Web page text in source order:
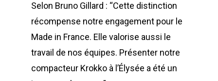
Selon Bruno Gillard : “Cette distinction
récompense notre engagement pour le
Made in France. Elle valorise aussi le
travail de nos équipes. Présenter notre
compacteur Krokko à l’Élysée a été un
Concept ECOPAKT
Déchetterie à plat
Synthèse de notre